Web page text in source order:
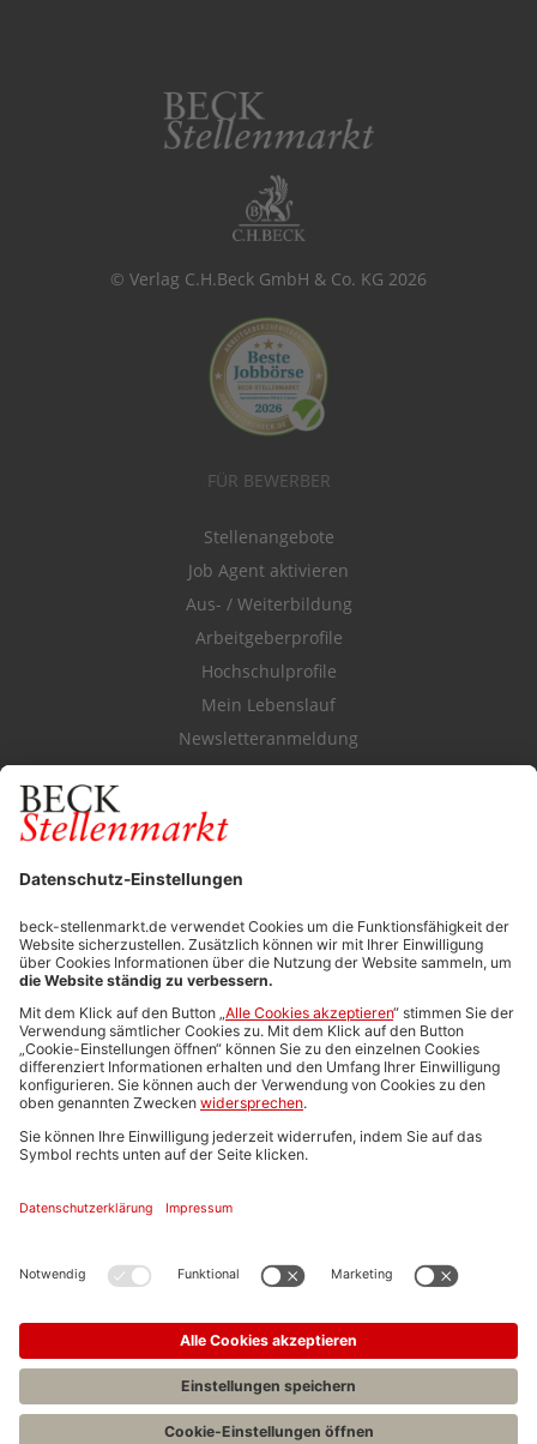
© Verlag C.H.Beck GmbH & Co. KG 2026
FÜR BEWERBER
Stellenangebote
Job Agent aktivieren
Aus- / Weiterbildung
Arbeitgeberprofile
Hochschulprofile
Mein Lebenslauf
Newsletteranmeldung
Durchsuchen Sie den Stellenkatalog
FÜR ARBEITGEBER
Stellenmarktpreise
Anzeigen-AGB
Media-Daten
Newsletteranmeldung
Produktübersicht
ALLGEMEIN
FAQs
Impressum
Stellenangebote C.H.BECK